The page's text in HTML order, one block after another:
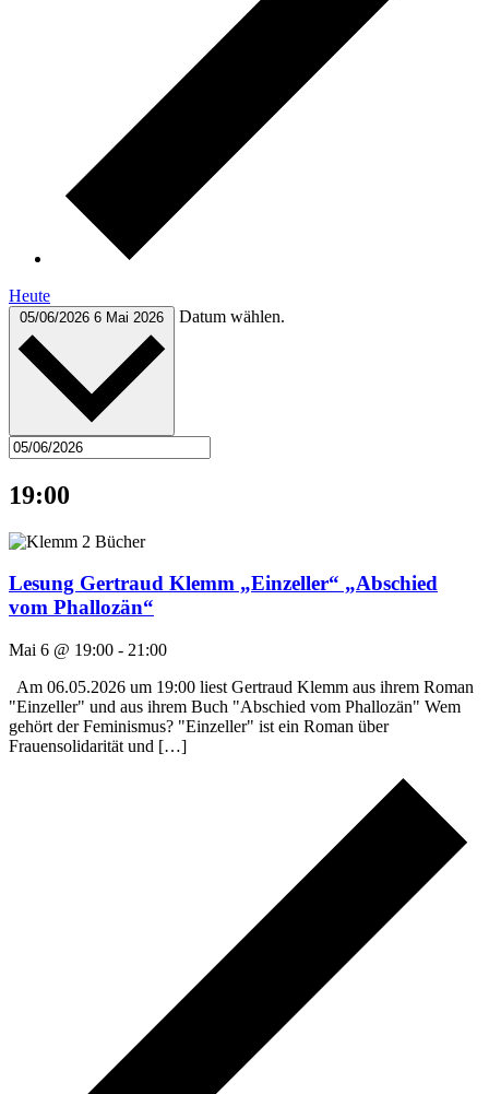
Heute
05/06/2026 6 Mai 2026 Datum wählen.
19:00
Lesung Gertraud Klemm „Einzeller“ „Abschied
vom Phallozän“
Mai 6 @ 19:00 - 21:00
Am 06.05.2026 um 19:00 liest Gertraud Klemm aus ihrem Roman
"Einzeller" und aus ihrem Buch "Abschied vom Phallozän" Wem
gehört der Feminismus? "Einzeller" ist ein Roman über
Frauensolidarität und […]